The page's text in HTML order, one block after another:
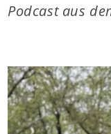
Podcast aus